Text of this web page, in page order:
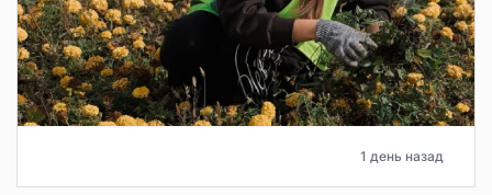
1 день назад